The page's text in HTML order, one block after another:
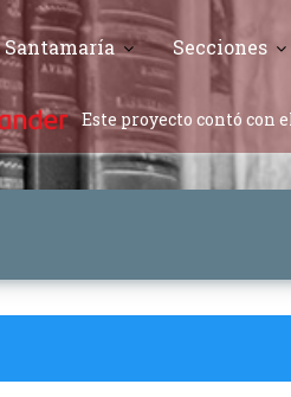
Santamaría Secciones
Este proyecto contó con